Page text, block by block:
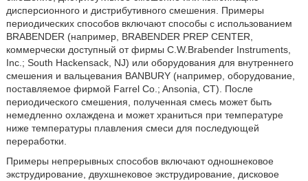
дисперсионного и дистрибутивного смешения. Примеры
периодических способов включают способы с использованием
BRABENDER (например, BRABENDER PREP CENTER,
коммерчески доступный от фирмы C.W.Brabender Instruments,
Inc.; South Hackensack, NJ) или оборудования для внутреннего
смешения и вальцевания BANBURY (например, оборудование,
поставляемое фирмой Farrel Co.; Ansonia, СТ). После
периодического смешения, полученная смесь может быть
немедленно охлаждена и может храниться при температуре
ниже температуры плавления смеси для последующей
переработки.
Примеры непрерывных способов включают одношнековое
экструдирование, двухшнековое экструдирование, дисковое